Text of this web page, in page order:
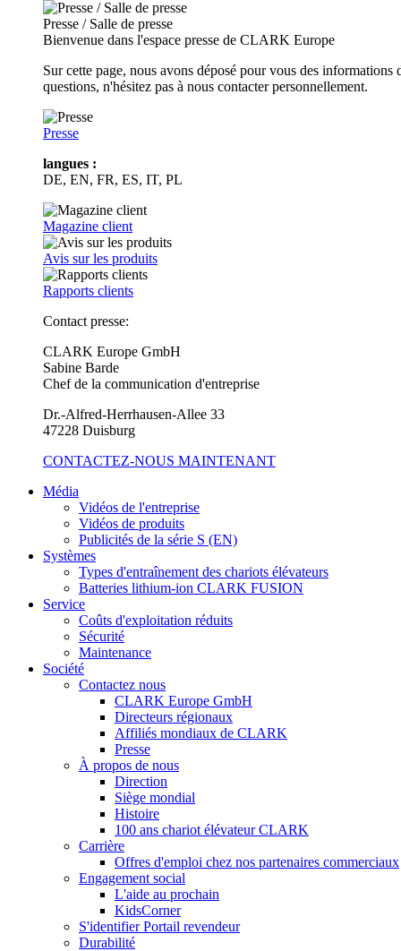
Presse / Salle de presse
Bienvenue dans l'espace presse de CLARK Europe
Sur cette page, nous avons déposé pour vous des
questions, n'hésitez pas à nous contacter personnellement.
Presse
langues :
DE, EN, FR, ES, IT, PL
Magazine client
Avis sur les produits
Rapports clients
Contact presse:
CLARK Europe GmbH
Sabine Barde
Chef de la communication d'entreprise
Dr.-Alfred-Herrhausen-Allee 33
47228 Duisburg
CONTACTEZ-NOUS MAINTENANT
Média
Vidéos de l'entreprise
Vidéos de produits
Publicités de la série S (EN)
Systèmes
Types d'entraînement des chariots élévateurs
Batteries lithium-ion CLARK FUSION
Service
Coûts d'exploitation réduits
Sécurité
Maintenance
Société
Contactez nous
CLARK Europe GmbH
Directeurs régionaux
Affiliés mondiaux de CLARK
Presse
À propos de nous
Direction
Siège mondial
Histoire
100 ans chariot élévateur CLARK
Carrière
Offres d'emploi chez nos partenaires commerciaux
Engagement social
L'aide au prochain
KidsCorner
S'identifier Portail revendeur
Durabilité